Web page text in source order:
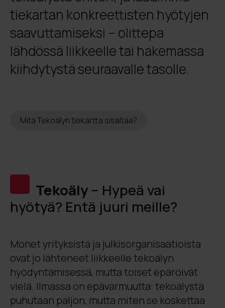
tiekartan konkreettisten hyötyjen
saavuttamiseksi – olittepa
lähdössä liikkeelle tai hakemassa
kiihdytystä seuraavalle tasolle.
Mitä Tekoälyn tiekartta sisältää?
Tekoäly– Hypeä vai
hyötyä? Entä juuri meille?
Monet yrityksistä ja julkisorganisaatioista
ovat jo lähteneet liikkeelle tekoälyn
hyödyntämisessä, mutta toiset epäröivät
vielä. Ilmassa on epävarmuutta: tekoälystä
puhutaan paljon, mutta miten se koskettaa